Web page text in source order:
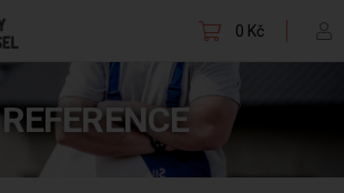
0 Kč
REFERENCE